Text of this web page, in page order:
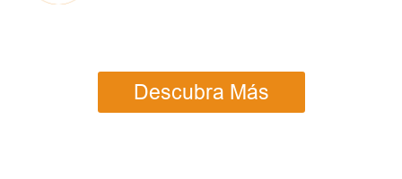
Descubra Más